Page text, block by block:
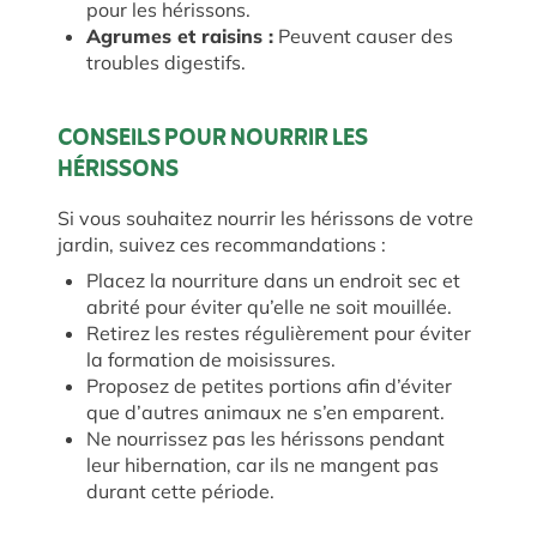
pour les hérissons.
Agrumes et raisins : Peuvent causer des
troubles digestifs.
CONSEILS POUR NOURRIR LES
HÉRISSONS
Si vous souhaitez nourrir les hérissons de votre
jardin, suivez ces recommandations :
Placez la nourriture dans un endroit sec et
abrité pour éviter qu’elle ne soit mouillée.
Retirez les restes régulièrement pour éviter
la formation de moisissures.
Proposez de petites portions afin d’éviter
que d’autres animaux ne s’en emparent.
Ne nourrissez pas les hérissons pendant
leur hibernation, car ils ne mangent pas
durant cette période.